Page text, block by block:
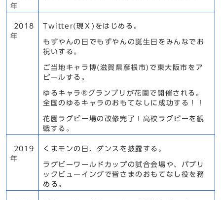
年
2018
年
Twitter(現Ｘ)をはじめる。
もずやんの日でもずやんの誕生日をみんなでお
祝いする。
ご当地キャラ博(滋賀県彦根市)で東大阪市をア
ピールする。
ゆるキャラ®グランプリが花園で開催される。
全国のゆるキャラのおもてなしに成功する！！
花園ラグビー場の改修完了！高校ラグビーを観
戦する。
2019
年
くまモンの日、ダンスを披露する。
ラグビーワールドカップの試合会場や、パブリ
ックビューイングで皆さまのおもてなし役を務
める。